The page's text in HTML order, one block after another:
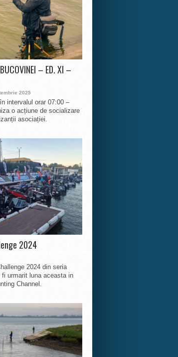
– ED. XI –
2025
intervalul orar 07:00 –
o acțiune de socializare
asociației.
2024
2024 din seria
urmarit luna aceasta in
Channel.